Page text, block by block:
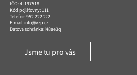
IČO: 41197518
Kód pojišťovny: 111
Telefon:952 222 222
E-mail:info@vzp.cz
Datová schránka: i48ae3q
Jsme tu pro vás